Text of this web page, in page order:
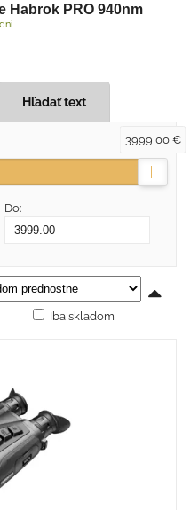
Habrok PRO 940nm
Hľadať text
Do:
3999,00 €
Iba skladom